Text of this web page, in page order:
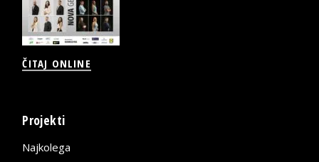
ČITAJ ONLINE
Projekti
Najkolega